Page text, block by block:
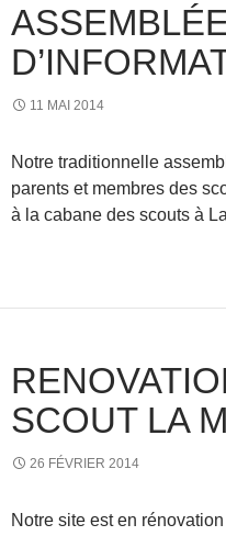
11 MAI 2014
Notre traditionnelle
parents et membres des
à la cabane des scouts à
SCOUT LA
26 FÉVRIER 2014
Notre site est en